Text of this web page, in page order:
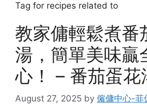
Tag for recipes related to
教家傭輕鬆煮番
湯，簡單美味贏
心！ – 番茄蛋花
August 27, 2025 by 僱傭中心-菲